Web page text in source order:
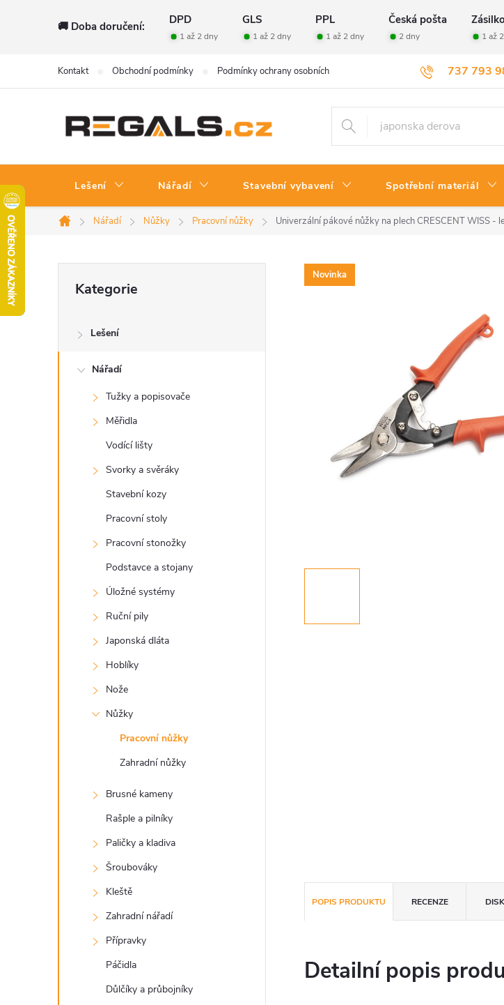
🚚 Doba doručení: DPD GLS PPL Česká pošta
1 až 2 dny 1 až 2 dny 1 až 2 dny 2 dny 1 až
737 793
Kontakt Obchodní podmínky Podmínky ochrany osobních údajů Velkoobchod Vrácení
Lešení Nářadí Stavební vybavení Spotřební materiál
Domů
Nářadí Nůžky Pracovní nůžky Univerzální pákové nůžky na plech CRESCENT WISS -
s
kategorie
Kategorie
Lešení
Nářadí
Tužky a popisovače
Měřidla
Vodící lišty
Svorky a svěráky
Stavební kozy
Pracovní stoly
Pracovní stonožky
Podstavce a stojany
Úložné systémy
Ruční pily
Japonská dláta
Hoblíky
Nože
Nůžky
Pracovní nůžky
Zahradní nůžky
Brusné kameny
Rašple a pilníky
Paličky a kladiva
Šroubováky
Kleště
Zahradní nářadí
Přípravky
Páčidla
Důlčíky a průbojníky
Novinka
POPIS PRODUKTU RECENZE
Detailní popis